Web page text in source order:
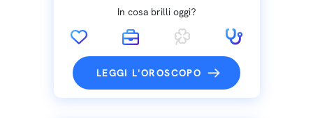
In cosa brilli oggi?
LEGGI L'OROSCOPO